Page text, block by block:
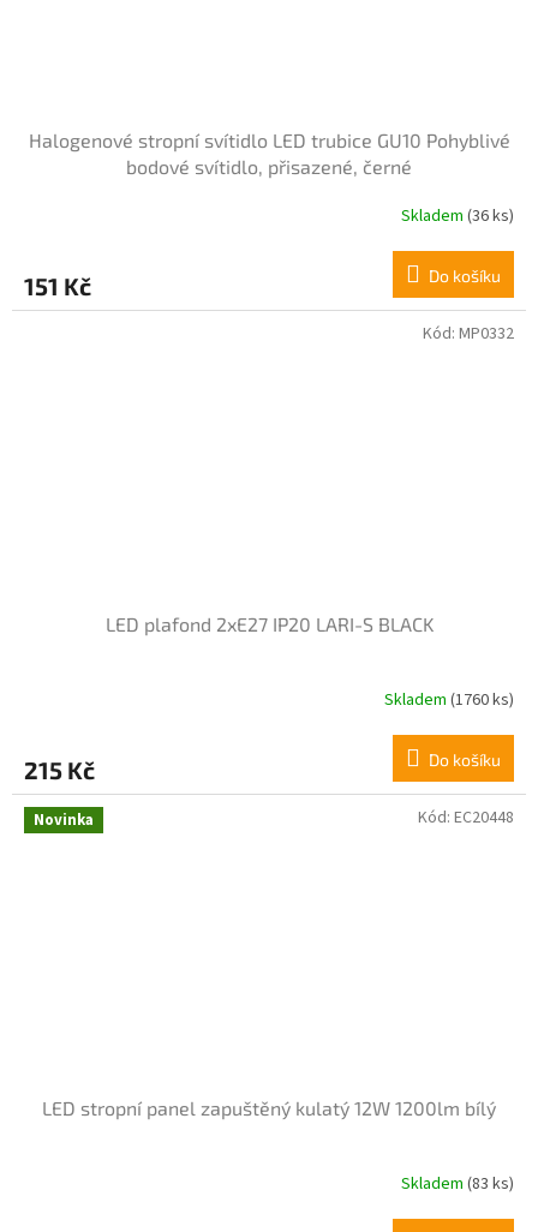
Halogenové stropní svítidlo LED trubice GU10 Pohyblivé
bodové svítidlo, přisazené, černé
Skladem (36 ks)
151 Kč Do košíku
LED plafond 2xE27 IP20 LARI-S BLACK
je
4,0
5
Skladem(1760 ks)
215 Kč Do košíku
Kód: MP0332
Novinka
LED stropní panel zapuštěný kulatý 12W 1200lm bílý
Skladem (83 ks)
Kód: EC20448